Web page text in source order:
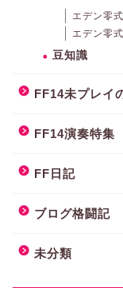
エデン零
エデン零
豆知識
FF14未プレイ
FF14演奏特集
FF日記
ブログ格闘記
未分類